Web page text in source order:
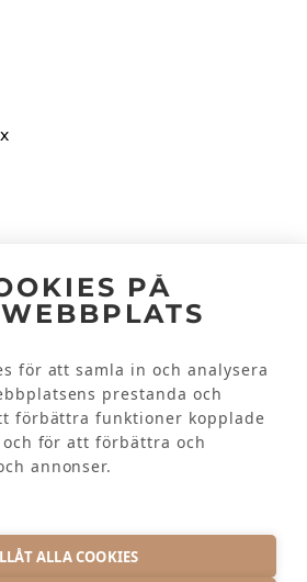
PÅ
för att samla in och analysera
prestanda och
förbättra funktioner kopplade
för att förbättra och
annonser.
ALLA COOKIES
Facebook